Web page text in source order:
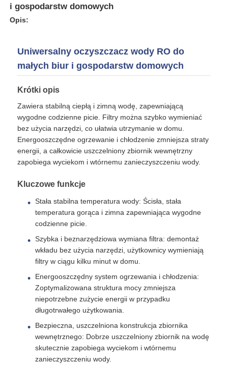
Skontaktuj się z nami
Aktualności
Systemy RO
Zmiękczacz wody
Obudowa filtra wody
Kartusz filtra wody
Membrana RO do zastosowań mieszkaniowych
Sterylizator wody UV
Złączki do filtra wody
Przemysłowa membrana RO
i gospodarstw domowych
Opis:
Uniwersalny oczyszczacz wody RO do
małych biur i gospodarstw domowych
Krótki opis
Zawiera stabilną ciepłą i zimną wodę, zapewniającą
wygodne codzienne picie. Filtry można szybko wymieniać
bez użycia narzędzi, co ułatwia utrzymanie w domu.
Energooszczędne ogrzewanie i chłodzenie zmniejsza straty
energii, a całkowicie uszczelniony zbiornik wewnętrzny
zapobiega wyciekom i wtórnemu zanieczyszczeniu wody.
Kluczowe funkcje
Stała stabilna temperatura wody: Ścisła, stała
temperatura gorąca i zimna zapewniająca wygodne
codzienne picie.
Szybka i beznarzędziowa wymiana filtra: demontaż
wkładu bez użycia narzędzi, użytkownicy wymieniają
filtry w ciągu kilku minut w domu.
Energooszczędny system ogrzewania i chłodzenia:
Zoptymalizowana struktura mocy zmniejsza
niepotrzebne zużycie energii w przypadku
długotrwałego użytkowania.
Bezpieczna, uszczelniona konstrukcja zbiornika
wewnętrznego: Dobrze uszczelniony zbiornik na wodę
skutecznie zapobiega wyciekom i wtórnemu
zanieczyszczeniu wody.